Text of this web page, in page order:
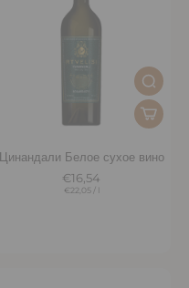
Цинандали Белое сухое вино
€16,54
€22,05/ l